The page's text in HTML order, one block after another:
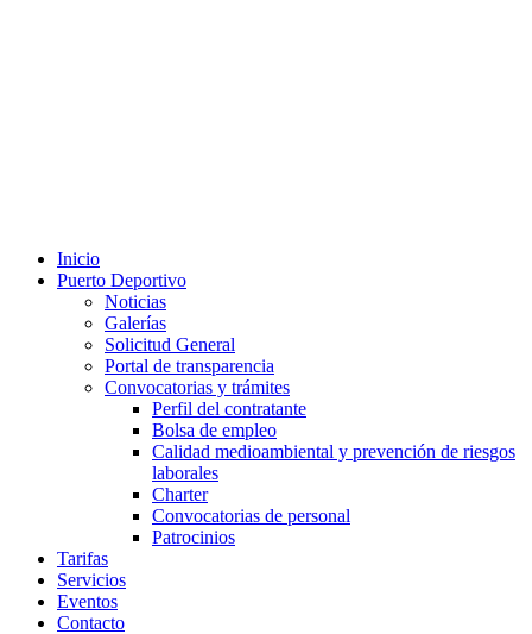
Inicio
Puerto Deportivo
Noticias
Galerías
Solicitud General
Portal de transparencia
Convocatorias y trámites
Perfil del contratante
Bolsa de empleo
Calidad medioambiental y prevención de riesgos
laborales
Charter
Convocatorias de personal
Patrocinios
Tarifas
Servicios
Eventos
Contacto